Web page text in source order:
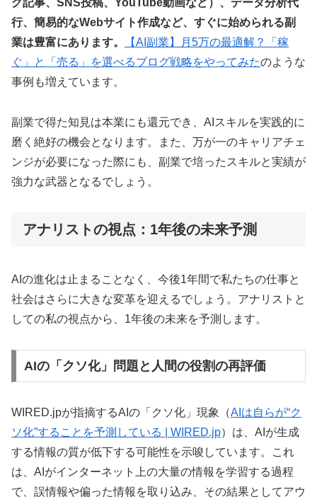
グ記事、SNS投稿、YouTube動画など）、データ分析代
行、簡易的なWebサイト作成など、すぐに始められる副
業は豊富にあります。
【AI副業】月5万の最適解？「稼
ぐ」と「売る」を選べるブログ戦略をやってみたのような
事例も増えています。
副業で得た知見は本業にも還元でき、AIスキルを実践的に
磨く絶好の機会となります。また、万が一のキャリアチェ
ンジが必要になった際にも、副業で培ったスキルと実績が
強力な武器となるでしょう。
アナリストの視点：1年後の未来予測
AIの進化は止まることなく、今後1年間で私たちの仕事と
社会はさらに大きな変革を迎えるでしょう。アナリストと
しての私の視点から、1年後の未来を予測します。
AIの「クソ化」問題と人間の役割の再評価
WIRED.jpが指摘するAIの「クソ化」現象（AIは自らが“ク
ソ化”することを予測している | WIRED.jp）は、AIが生成
する情報の質が低下する可能性を示唆しています。これ
は、AIがインターネット上の大量の情報を学習する過程
で、誤情報や偏った情報を取り込み、その結果としてアウ